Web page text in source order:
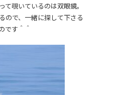
覗いているのは双眼鏡。
ので、一緒に探して下さる
です＾＾